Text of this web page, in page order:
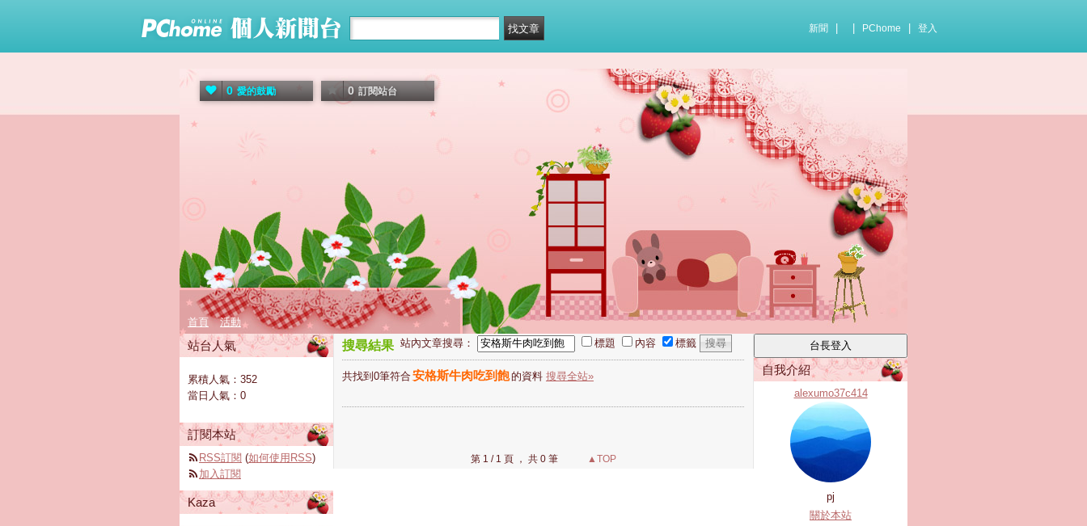
新聞 PChome 登入
0 愛的鼓勵 0 訂閱站台
首頁 活動
搜尋結果 站內文章搜尋： 標題 內容 標籤
共找到0筆符合安格斯牛肉吃到飽 的資料 搜尋全站»
第 1 / 1 頁 ， 共 0 筆 ▲TOP
自我介紹
alexumo37c414
pj
關於本站
站台人氣
累積人氣： 352
當日人氣： 0
訂閱本站
RSS訂閱 (如何使用RSS)
加入訂閱
Kaza